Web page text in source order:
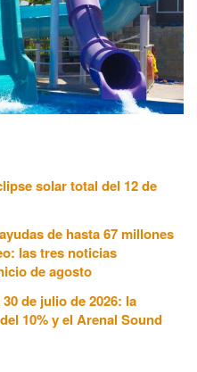
solar total del 12 de
de hasta 67 millones
las tres noticias
de agosto
de julio de 2026: la
10% y el Arenal Sound